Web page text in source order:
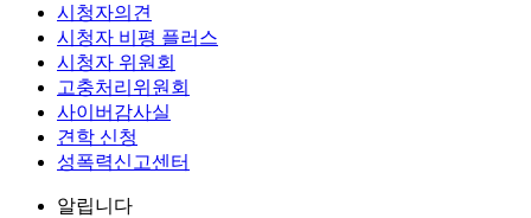
시청자의견
시청자 비평 플러스
시청자 위원회
고충처리위원회
사이버감사실
견학 신청
성폭력신고센터
알립니다